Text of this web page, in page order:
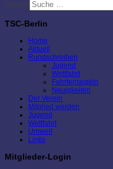
Suchen
TSC-Berlin
Home
Aktuell
Rundschreiben
Jugend
Wettfahrt
Fahrtensegeln
Neuigkeiten
Der Verein
Mitglied werden
Jugend
Wettfahrt
Umwelt
Links
Mitglieder-Login